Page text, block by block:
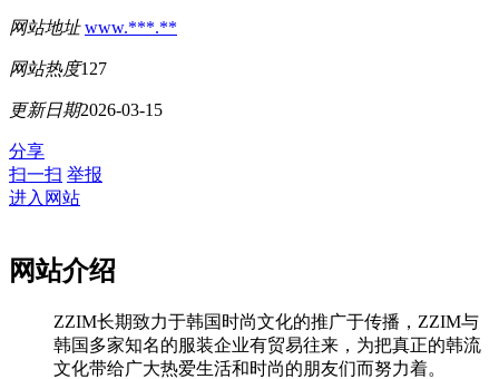
网站地址 www.***.**
网站热度127
更新日期2026-03-15
分享
扫一扫 举报
进入网站
网站介绍
ZZIM长期致力于韩国时尚文化的推广于传播，ZZIM与
韩国多家知名的服装企业有贸易往来，为把真正的韩流
文化带给广大热爱生活和时尚的朋友们而努力着。